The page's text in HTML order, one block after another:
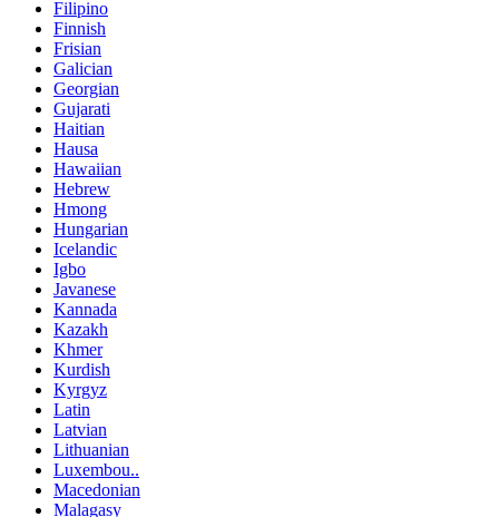
Filipino
Finnish
Frisian
Galician
Georgian
Gujarati
Haitian
Hausa
Hawaiian
Hebrew
Hmong
Hungarian
Icelandic
Igbo
Javanese
Kannada
Kazakh
Khmer
Kurdish
Kyrgyz
Latin
Latvian
Lithuanian
Luxembou..
Macedonian
Malagasy